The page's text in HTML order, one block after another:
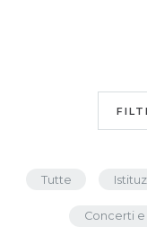
Tutte
Concerti e